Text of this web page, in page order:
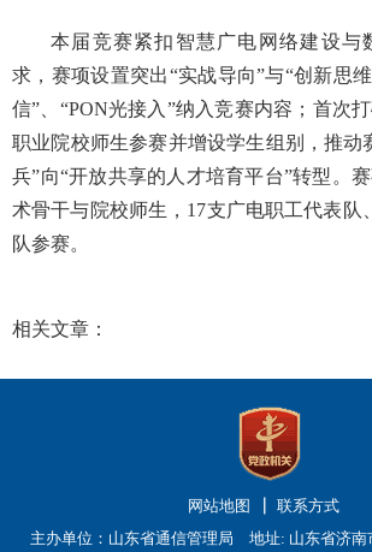
本届竞赛紧扣智慧广电网络建设与
求，赛项设置突出“实战导向”与“创新思
信”、“PON光接入”纳入竞赛内容；首次
职业院校师生参赛并增设学生组别，推动
兵”向“开放共享的人才培育平台”转型。
术骨干与院校师生，17支广电职工代表队
队参赛。
相关文章：
网站地图
联系方式
主办单位：山东省通信管理局 地址: 山东省济